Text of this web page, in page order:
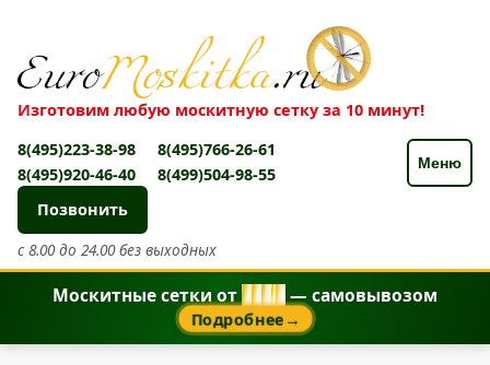
Изготовим любую москитную сетку за 10 минут!
8(495)223-38-98
8(495)766-26-61
8(495)920-46-40
8(499)504-98-55
Позвонить
с 8.00 до 24.00 без выходных
Меню
Москитные сетки от850₽— самовывозом
Подробнее→